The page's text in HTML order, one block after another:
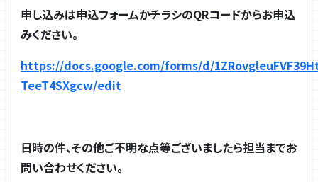
申し込みは申込フォームかチラシのQRコードからお申込
みください。
https://docs.google.com/forms/d/
TeeT4SXgcw/edit
日時の件、その他ご不明な点等ございましたら担当までお
問い合わせください。